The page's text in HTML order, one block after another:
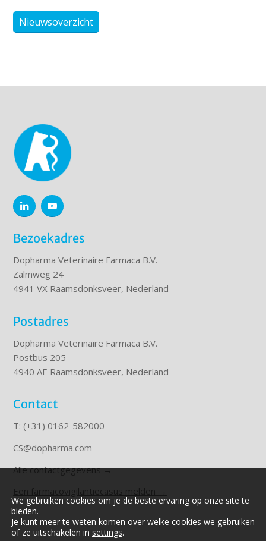
Nieuwsoverzicht
Bezoekadres
Dopharma Veterinaire Farmaca B.V.
Zalmweg 24
4941 VX Raamsdonksveer, Nederland
Postadres
Dopharma Veterinaire Farmaca B.V.
Postbus 205
4940 AE Raamsdonksveer, Nederland
Contact
T:(+31) 0162-582000
CS@dopharma.com
Alle contactgegevens →
Een farmacovigilantiecasus melden →
We gebruiken cookies om je de beste ervaring op onze site te
bieden.
Je kunt meer te weten komen over welke cookies we gebruiken
of ze uitschakelen in settings.